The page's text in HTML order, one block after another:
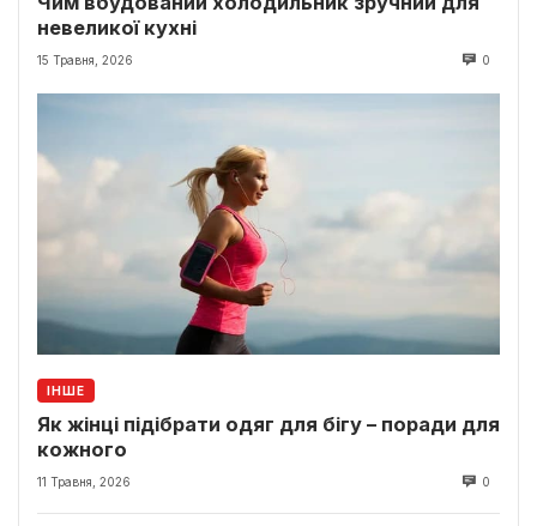
невеликої кухні
15 Травня, 2026 0
ІНШЕ
Як жінці підібрати одяг для бігу – поради для
кожного
11 Травня, 2026 0